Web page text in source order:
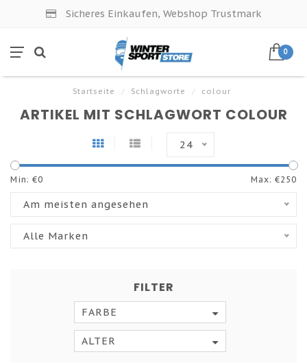
Sicheres Einkaufen, Webshop Trustmark
0
Startseite / Schlagworte / colour
ARTIKEL MIT SCHLAGWORT COLOUR
24
Min: €0 Max: €250
Am meisten angesehen
Alle Marken
FILTER
FARBE
ALTER